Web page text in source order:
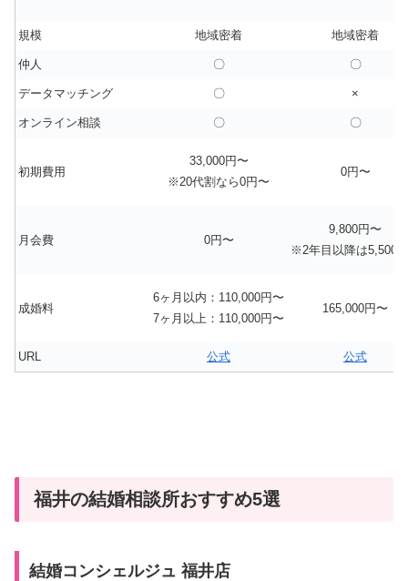
規模 地域密着 地域密着
仲人 〇 〇
データマッチング 〇 ×
オンライン相談 〇 〇
初期費用
33,000円〜
※20代割なら0円〜
0円〜
月会費 0円〜
9,800円〜
※2年目以降は5,500
成婚料
6ヶ月以内：110,000円〜
7ヶ月以上：110,000円〜
165,000円〜
URL 公式 公式
福井の結婚相談所おすすめ5選
結婚コンシェルジュ 福井店